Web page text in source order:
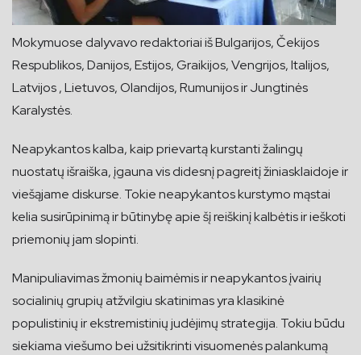
Mokymuose dalyvavo redaktoriai iš Bulgarijos, Čekijos
Respublikos, Danijos, Estijos, Graikijos, Vengrijos, Italijos,
Latvijos , Lietuvos, Olandijos, Rumunijos ir Jungtinės
Karalystės.
Neapykantos kalba, kaip prievartą kurstanti žalingų
nuostatų išraiška, įgauna vis didesnį pagreitį žiniasklaidoje ir
viešąjame diskurse. Tokie neapykantos kurstymo mąstai
kelia susirūpinimą ir būtinybę apie šį reiškinį kalbėtis ir ieškoti
priemonių jam slopinti.
Manipuliavimas žmonių baimėmis ir neapykantos įvairių
socialinių grupių atžvilgiu skatinimas yra klasikinė
populistinių ir ekstremistinių judėjimų strategija. Tokiu būdu
siekiama viešumo bei užsitikrinti visuomenės palankumą